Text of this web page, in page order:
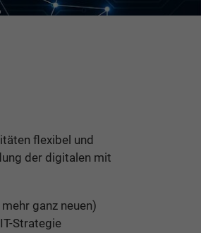
flexibel und
der digitalen mit
ganz neuen)
Strategie